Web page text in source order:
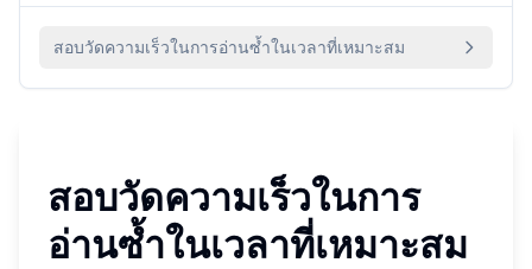
สอบวัดความเร็วในการอ่านซ้ำในเวลาที่เหมาะสม
สอบวัดความเร็วในการ
อ่านซ้ำในเวลาที่เหมาะสม